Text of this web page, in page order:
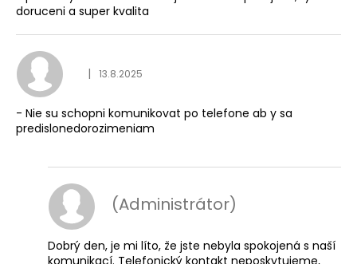
doruceni a super kvalita
Hodnocení obchodu
| 13.8.2025
- Nie su schopni komunikovat po telefone ab y sa
predislonedorozimeniam
(Administrátor)
Dobrý den, je mi líto, že jste nebyla spokojená s naší
komunikací. Telefonický kontakt neposkytujeme,